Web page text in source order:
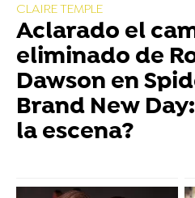
CLAIRE TEMPLE
Aclarado el
eliminado de
Dawson en
Brand New
la escena?